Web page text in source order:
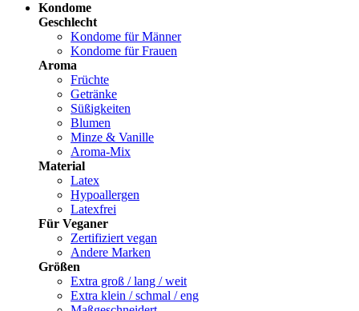
Kondome
Geschlecht
Kondome für Männer
Kondome für Frauen
Aroma
Früchte
Getränke
Süßigkeiten
Blumen
Minze & Vanille
Aroma-Mix
Material
Latex
Hypoallergen
Latexfrei
Für Veganer
Zertifiziert vegan
Andere Marken
Größen
Extra groß / lang / weit
Extra klein / schmal / eng